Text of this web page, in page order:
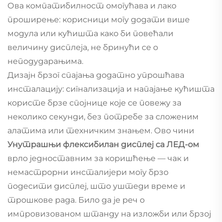
Ова компатибилност омогућава и лако
проширење: корисници могу додати више
модула или кућишта како би повећали
величину дисплеја, не бринући се о
неподударањима.
Дизајн брзог спајања додатно упрошћава
инсталацију: сигнализација и напајање кућишта
користе брзе спојнице које се повежу за
неколико секунди, без потребе за сложеним
алатима или техничким знањем. Ово чини
Унутрашњи флексибилан дисплеј са ЛЕД-ом
врло једноставним за коришћење — чак и
немастрорни инсталијери могу брзо
подесити дисплеј, што уштеди време и
трошкове рада. Било да је реч о
импровизованом штанду на изложби или брзој